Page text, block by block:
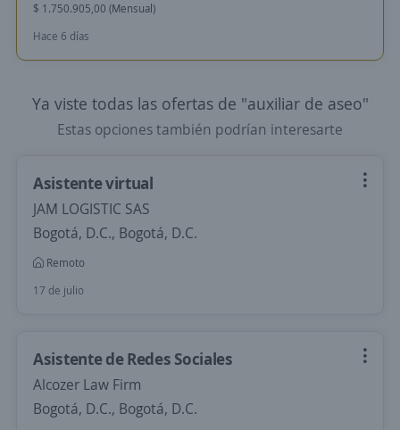
$ 1.750.905,00 (Mensual)
Hace 6 días
Ya viste todas las ofertas de "auxiliar de aseo"
Estas opciones también podrían interesarte
Asistente virtual
JAM LOGISTIC SAS
Bogotá, D.C., Bogotá, D.C.
Remoto
17 de julio
Asistente de Redes Sociales
Alcozer Law Firm
Bogotá, D.C., Bogotá, D.C.